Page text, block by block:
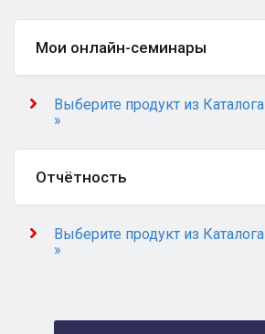
Мои онлайн-семинары
Выберите продукт из Каталога
»
Отчётность
Выберите продукт из Каталога
»